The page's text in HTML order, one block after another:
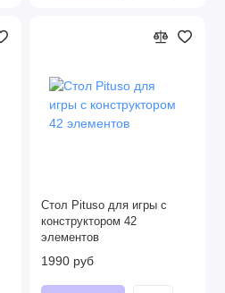
Стол Pituso для игры с
конструктором 42
элементов
1990 руб